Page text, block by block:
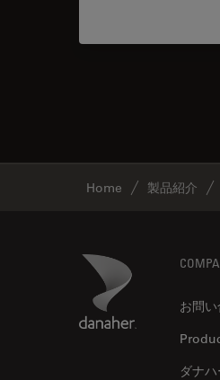
Home 製品紹介
Danaher Logo
お問
ダナ